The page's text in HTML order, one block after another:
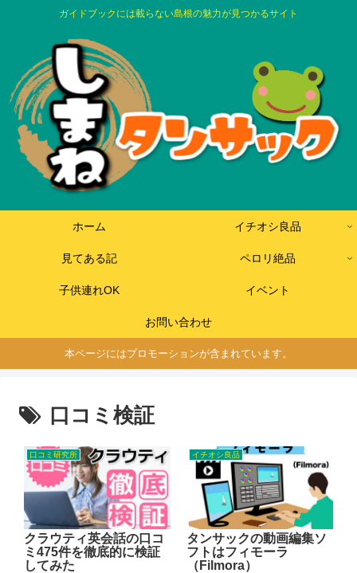
ガイドブックには載らない島根の魅力が見つかるサイト
ホーム イチオシ良品
見てある記 ペロリ絶品
子供連れOK イベント
お問い合わせ
本ページにはプロモーションが含まれています。
口コミ検証
口コミ研究所
クラウティ英会話の口コ
ミ475件を徹底的に検証
してみた
イチオシ良品
タンサックの動画編集ソ
フトはフィモーラ
（Filmora）